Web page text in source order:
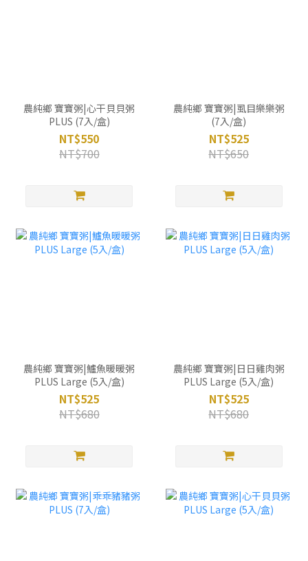
農純鄉 寶寶粥|心干貝貝粥
PLUS (7入/盒)
NT$550
NT$700
農純鄉 寶寶粥|虱目樂樂粥
(7入/盒)
NT$525
NT$650
農純鄉 寶寶粥|鱸魚暖暖粥
PLUS Large (5入/盒)
NT$525
NT$680
農純鄉 寶寶粥|日日雞肉粥
PLUS Large (5入/盒)
NT$525
NT$680